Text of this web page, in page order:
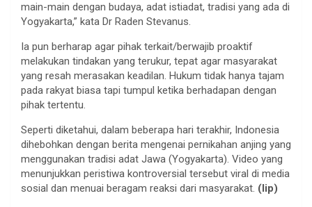
main-main dengan budaya, adat istiadat, tradisi yang ada di
Yogyakarta,” kata Dr Raden Stevanus.
Ia pun berharap agar pihak terkait/berwajib proaktif
melakukan tindakan yang terukur, tepat agar masyarakat
yang resah merasakan keadilan. Hukum tidak hanya tajam
pada rakyat biasa tapi tumpul ketika berhadapan dengan
pihak tertentu.
Seperti diketahui, dalam beberapa hari terakhir, Indonesia
dihebohkan dengan berita mengenai pernikahan anjing yang
menggunakan tradisi adat Jawa (Yogyakarta). Video yang
menunjukkan peristiwa kontroversial tersebut viral di media
sosial dan menuai beragam reaksi dari masyarakat. (lip)